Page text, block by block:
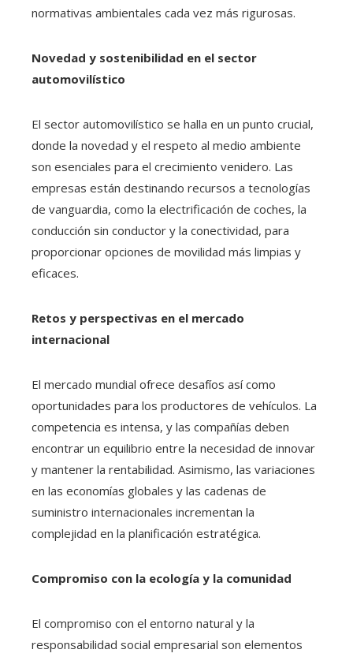
normativas ambientales cada vez más rigurosas.
Novedad y sostenibilidad en el sector
automovilístico
El sector automovilístico se halla en un punto crucial,
donde la novedad y el respeto al medio ambiente
son esenciales para el crecimiento venidero. Las
empresas están destinando recursos a tecnologías
de vanguardia, como la electrificación de coches, la
conducción sin conductor y la conectividad, para
proporcionar opciones de movilidad más limpias y
eficaces.
Retos y perspectivas en el mercado
internacional
El mercado mundial ofrece desafíos así como
oportunidades para los productores de vehículos. La
competencia es intensa, y las compañías deben
encontrar un equilibrio entre la necesidad de innovar
y mantener la rentabilidad. Asimismo, las variaciones
en las economías globales y las cadenas de
suministro internacionales incrementan la
complejidad en la planificación estratégica.
Compromiso con la ecología y la comunidad
El compromiso con el entorno natural y la
responsabilidad social empresarial son elementos